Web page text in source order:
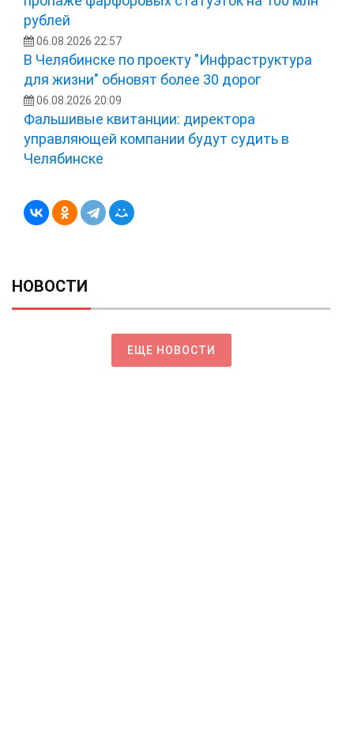
рублей
06.08.2026 22:57
В Челябинске по проекту "Инфраструктура
для жизни" обновят более 30 дорог
06.08.2026 20:09
Фальшивые квитанции: директора
управляющей компании будут судить в
Челябинске
НОВОСТИ
ЕЩЕ НОВОСТИ